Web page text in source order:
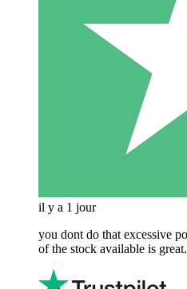
il y a 1 jour
you dont do that excessive
of the stock available is